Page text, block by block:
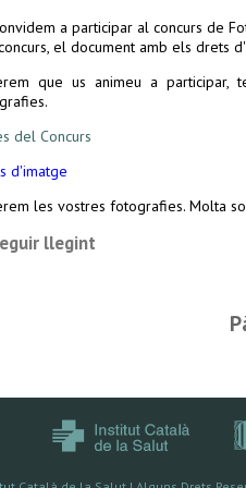
NO PRESENCIAL: 2 o 3 semanes
PRESENCIAL: 11 (15h-20h) i 12 (9h a
NO PRESENCIAL: 2 o 3 semanes
a participar al concurs de
el document amb els drets
que us animeu a participar,
del Concurs
d'imatge
les vostres fotografies. Molta
llegint